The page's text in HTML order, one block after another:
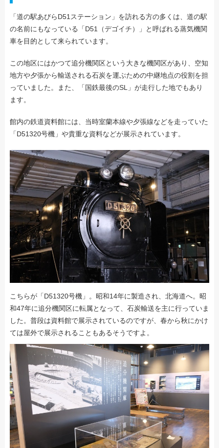
「道の駅あびらD51ステーション」を訪れる方の多くは、道の駅
の名前にもなっている「D51（デゴイチ）」と呼ばれる蒸気機関
車を目的として来られています。
この地区にはかつて追分機関区という大きな機関区があり、空知
地方や夕張から輸送される石炭を運ぶための中継地点の役割を担
っていました。また、「国鉄最後のSL」が走行した地でもあり
ます。
館内の鉄道資料館には、当時室蘭本線や夕張線などを走っていた
「D51320号機」や貴重な資料などが展示されています。
こちらが「D51320号機」。昭和14年に製造され、北海道へ。昭
和47年に追分機関区に転属となって、石炭輸送を主に行っていま
した。普段は資料館で展示されているのですが、春から秋にかけ
ては屋外で展示されることもあるそうですよ。